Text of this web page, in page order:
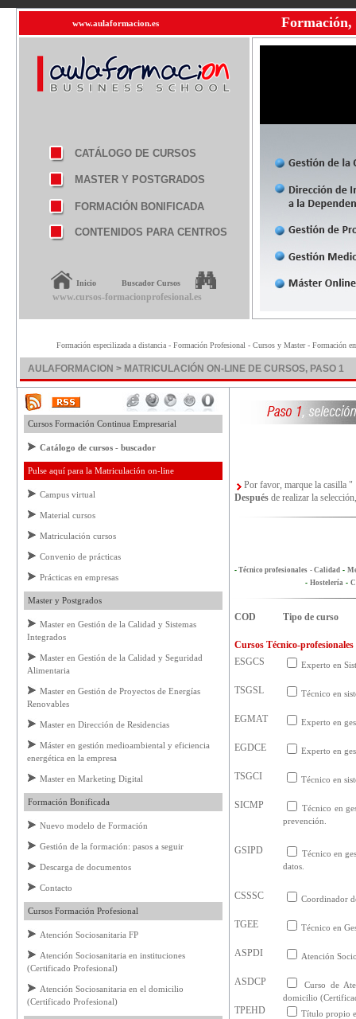
www.aulaformacion.es
CATÁLOGO DE CURSOS
MASTER Y POSTGRADOS
FORMACIÓN BONIFICADA
CONTENIDOS PARA CENTROS
Inicio Buscador Cursos
www.cursos-formacionprofesional.es
Formación especilizada a distancia - Formación Profesional - Cursos y Master - Formación
AULAFORMACION > MATRICULACIÓN ON-LINE DE CURSOS, PASO 1
Cursos Formación Continua Empresarial
Catálogo de cursos - buscador
Pulse aquí para la Matriculación on-line
Campus virtual
Material cursos
Matriculación cursos
Convenio de prácticas
Prácticas en empresas
Master y Postgrados
Master en Gestión de la Calidad y Sistemas
Integrados
Master en Gestión de la Calidad y Seguridad
Alimentaria
Master en Gestión de Proyectos de Energías
Renovables
Master en Dirección de Residencias
Máster en gestión medioambiental y eficiencia
energética en la empresa
Master en Marketing Digital
Formación Bonificada
Nuevo modelo de Formación
Gestión de la formación: pasos a seguir
Descarga de documentos
Contacto
Cursos Formación Profesional
Atención Sociosanitaria FP
Atención Sociosanitaria en instituciones
(Certificado Profesional)
Atención Sociosanitaria en el domicilio
(Certificado Profesional)
Por favor, marque la casilla"
Después de realizar la
- Técnico profesionales - Calidad -
-Hostelería -
COD Tipo de curso
Cursos Técnico-profesionales
ESGCS
Experto en
TSGSL Técnico en
EGMAT Experto en
EGDCE Experto en
TSGCI Técnico en
SICMP
Técnico en
prevención.
GSIPD
Técnico en
datos.
CSSSC Coordinador
TGEE Técnico en
ASPDI Atención
ASDCP
Curso de
domicilio
TPEHD Título propio